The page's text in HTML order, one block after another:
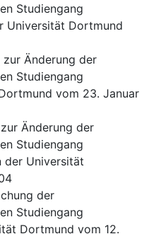
Studiengang
Universität Dortmund
Änderung der
Studiengang
vom 23. Januar
Änderung der
Studiengang
der Universität
der
Studiengang
Dortmund vom 12.